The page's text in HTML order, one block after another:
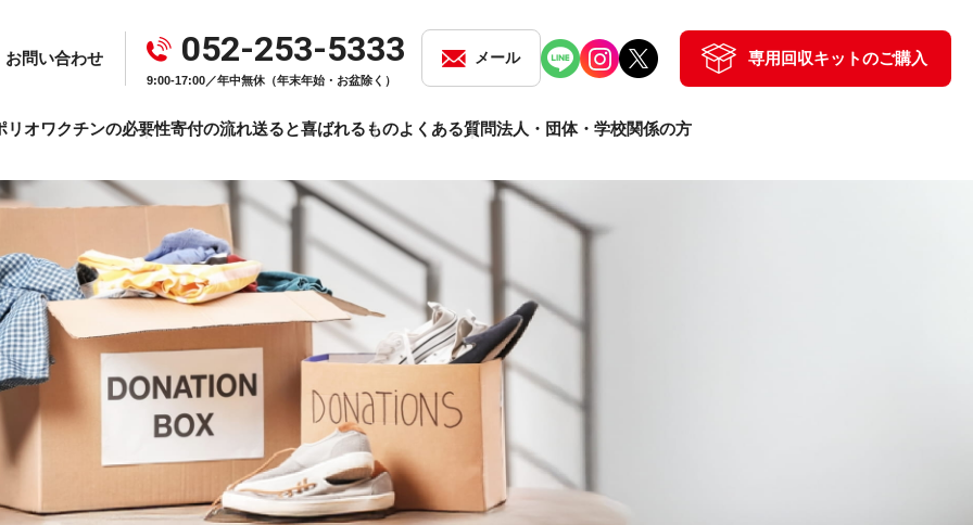
お問い合わせ 052-253-5333
9:00-17:00／年中無休（年末年始・お盆除く）
メール 専用回収キットのご購入
リオワクチンの必要性寄付の流れ送ると喜ばれるものよくある質問法人・団体・学校関係の方